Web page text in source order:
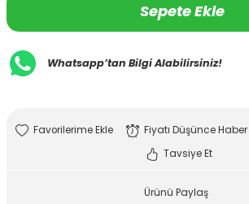
Sepete Ekle
Whatsapp’tan Bilgi Alabilirsiniz!
Fiyatı Düşünce Haber
Tavsiye Et
Ürünü Paylaş